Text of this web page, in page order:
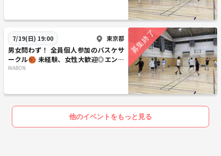
7/19(日) 19:00 東京都
男女問わず！ 全員個人参加のバスケサ
ークル🏀 未経験、女性大歓迎◎エンジ
ョイレベル！
WABON
他のイベントをもっと見る